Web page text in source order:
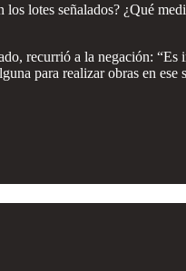
lotes señalados? ¿Qué
recurrió a la negación: “Es
para realizar obras en